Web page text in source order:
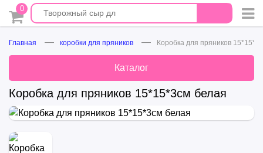
0
Главная коробки для пряников Коробка для пряников
Каталог
Коробка для пряников 15*15*3см белая